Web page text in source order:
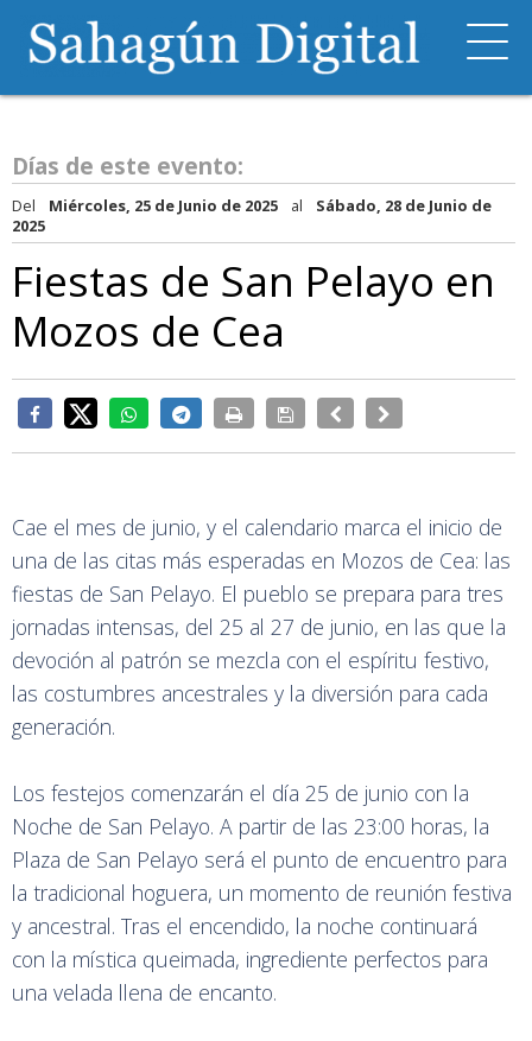
Días de este evento:
Del Miércoles, 25 de Junio de 2025 al
Sábado, 28 de Junio de
2025
Fiestas de San Pelayo en
Mozos de Cea
Cae el mes de junio, y el calendario marca el inicio de
una de las citas más esperadas en Mozos de Cea: las
fiestas de San Pelayo. El pueblo se prepara para tres
jornadas intensas, del 25 al 27 de junio, en las que la
devoción al patrón se mezcla con el espíritu festivo,
las costumbres ancestrales y la diversión para cada
generación.
Los festejos comenzarán el día 25 de junio con la
Noche de San Pelayo. A partir de las 23:00 horas, la
Plaza de San Pelayo será el punto de encuentro para
la tradicional hoguera, un momento de reunión festiva
y ancestral. Tras el encendido, la noche continuará
con la mística queimada, ingrediente perfectos para
una velada llena de encanto.